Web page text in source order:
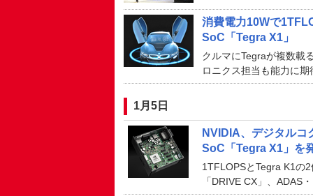
消費電力10Wで
SoC「Tegra X1」
クルマにTegraが複数載
ロニクス担当も能力に期
1月5日
NVIDIA、デジタルコ
SoC「Tegra X1」を
1TFLOPSとTegra K1の
「DRIVE CX」、ADAS